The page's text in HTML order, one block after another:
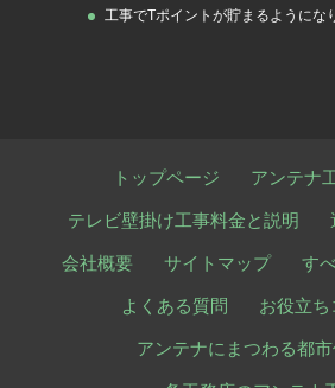
工事でTポイントが貯まるようにな
トップページ アンテナ
テレビ壁掛け工事料金と説明
会社概要 サイトマップ す
よくある質問 お役立ち
アンテナにまつわる都